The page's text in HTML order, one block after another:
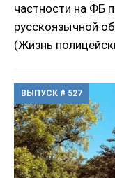
частности на ФБ
русскоязычной
(Жизнь
ВЫПУСК # 527